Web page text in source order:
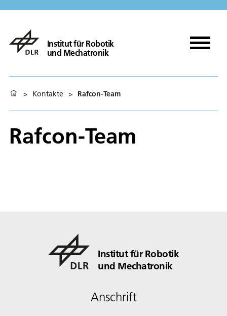
Institut für Robotik
und Mechatronik
> Kontakte > Rafcon-Team
Rafcon-Team
Institut für Robotik
und Mechatronik
Anschrift